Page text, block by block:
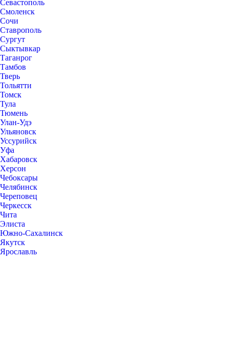
Севастополь
Смоленск
Сочи
Ставрополь
Сургут
Сыктывкар
Таганрог
Тамбов
Тверь
Тольятти
Томск
Тула
Тюмень
Улан-Удэ
Ульяновск
Уссурийск
Уфа
Хабаровск
Херсон
Чебоксары
Челябинск
Череповец
Черкесск
Чита
Элиста
Южно-Сахалинск
Якутск
Ярославль